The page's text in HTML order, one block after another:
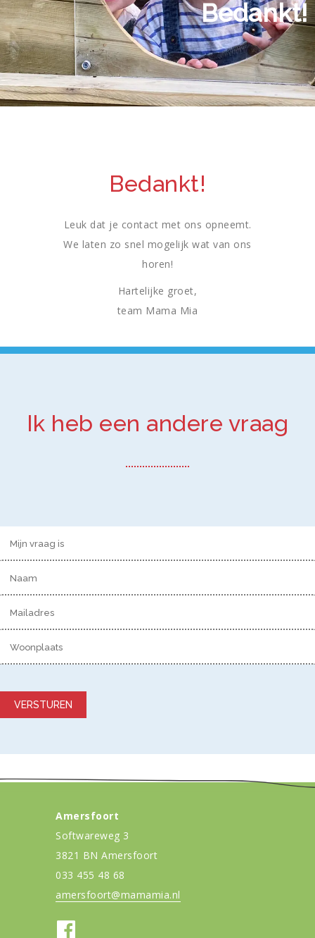
Bedankt!
Bedankt!
Leuk dat je contact met ons opneemt.
We laten zo snel mogelijk wat van ons
horen!
Hartelijke groet,
team Mama Mia
Ik heb een andere vraag
Amersfoort
Softwareweg 3
3821 BN Amersfoort
033 455 48 68
amersfoort@mamamia.nl